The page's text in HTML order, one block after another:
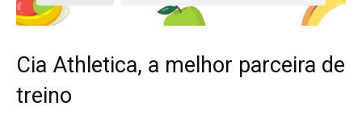
Cia Athletica, a melhor parceira de
treino